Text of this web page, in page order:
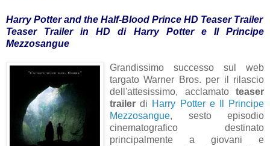
Harry Potter and the Half-Blood Prince HD Teaser Trailer
Teaser Trailer in HD di Harry Potter e Il Principe
Mezzosangue
Grandissimo successo sul web
targato Warner Bros. per il rilascio
dell'attesissimo, acclamato teaser
trailer di Harry Potter e Il Principe
Mezzosangue, sesto episodio
cinematografico destinato
principalmente a giovani e